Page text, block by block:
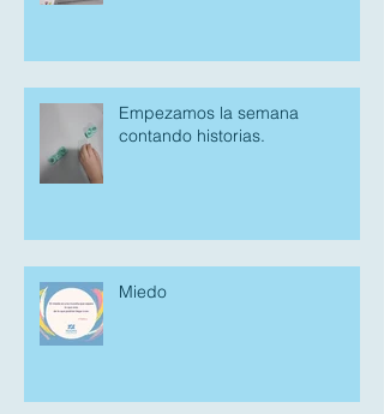
Empezamos la semana
contando historias.
Miedo